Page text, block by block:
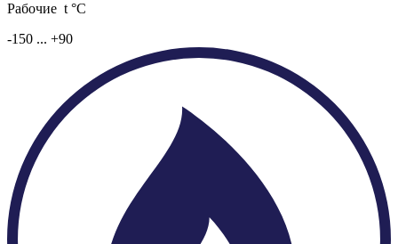
Рабочие t °C
-150 ... +90